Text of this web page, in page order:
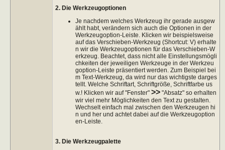
2. Die Werkzeugoptionen
Je nachdem welches Werkzeug ihr gerade ausgew
ählt habt, verändern sich auch die Optionen in der
Werkzeugoption-Leiste. Klicken wir beispielsweise
auf das Verschieben-Werkzeug (Shortcut: V) erhalte
n wir die Werkzeugoptionen für das Verschieben-W
erkzeug. Beachtet, dass nicht alle Einstellungsmögli
chkeiten der jeweiligen Werkzeuge in der Werkzeu
goption-Leiste präsentiert werden. Zum Beispiel bei
m Text-Werkzeug, da wird nur das wichtigste darges
tellt. Welche Schriftart, Schriftgröße, Schriftfarbe us
w.! Klicken wir auf "Fenster" >>"Absatz" so erhalten
wir viel mehr Möglichkeiten den Text zu gestalten.
Wechselt einfach mal zwischen den Werkzeugen hi
n und her und achtet dabei auf die Werkzeugoption
en-Leiste.
3. Die Werkzeugpalette